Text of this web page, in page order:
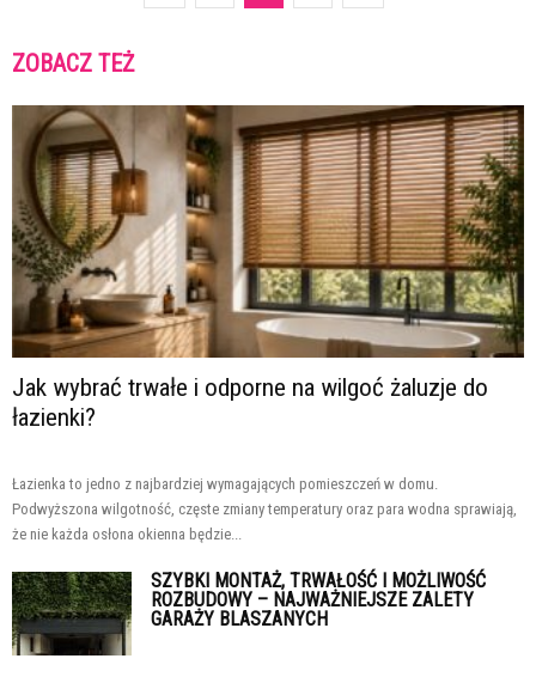
ZOBACZ TEŻ
Jak wybrać trwałe i odporne na wilgoć żaluzje do
łazienki?
Łazienka to jedno z najbardziej wymagających pomieszczeń w domu.
Podwyższona wilgotność, częste zmiany temperatury oraz para wodna sprawiają,
że nie każda osłona okienna będzie...
SZYBKI MONTAŻ, TRWAŁOŚĆ I MOŻLIWOŚĆ
ROZBUDOWY – NAJWAŻNIEJSZE ZALETY
GARAŻY BLASZANYCH